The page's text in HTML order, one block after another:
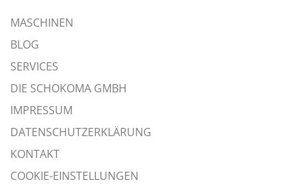
MASCHINEN
BLOG
SERVICES
DIE SCHOKOMA GMBH
IMPRESSUM
DATENSCHUTZERKLÄRUNG
KONTAKT
COOKIE-EINSTELLUNGEN